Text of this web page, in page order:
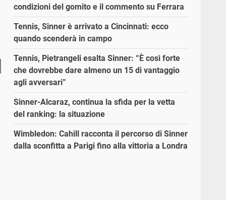
condizioni del gomito e il commento su Ferrara
Tennis, Sinner è arrivato a Cincinnati: ecco
quando scenderà in campo
Tennis, Pietrangeli esalta Sinner: “È così forte
che dovrebbe dare almeno un 15 di vantaggio
agli avversari”
Sinner-Alcaraz, continua la sfida per la vetta
del ranking: la situazione
Wimbledon: Cahill racconta il percorso di Sinner
dalla sconfitta a Parigi fino alla vittoria a Londra